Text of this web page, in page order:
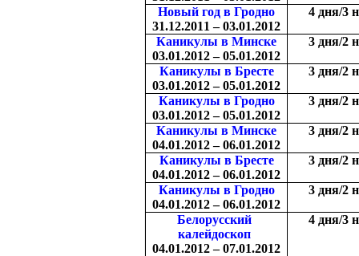
Новый год в Гродно
31.12.2011 – 03.01.2012
4 дня/3
Каникулы в Минске
03.01.2012 – 05.01.2012
3 дня/2
Каникулы в Бресте
03.01.2012 – 05.01.2012
3 дня/2
Каникулы в Гродно
03.01.2012 – 05.01.2012
3 дня/2
Каникулы в Минске
04.01.2012 – 06.01.2012
3 дня/2
Каникулы в Бресте
04.01.2012 – 06.01.2012
3 дня/2
Каникулы в Гродно
04.01.2012 – 06.01.2012
3 дня/2
Белорусский
калейдоскоп
04.01.2012 – 07.01.2012
4 дня/3